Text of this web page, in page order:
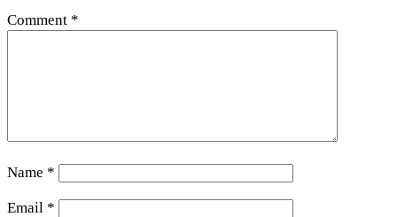
Comment *
Name *
Email *